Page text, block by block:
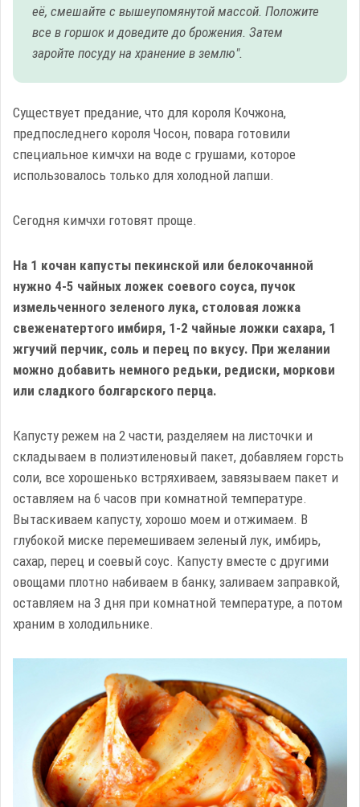
её, смешайте с вышеупомянутой массой. Положите
все в горшок и доведите до брожения. Затем
заройте посуду на хранение в землю".
Существует предание, что для короля Кочжона,
предпоследнего короля Чосон, повара готовили
специальное кимчхи на воде с грушами, которое
использовалось только для холодной лапши.
Сегодня кимчхи готовят проще.
На 1 кочан капусты пекинской или белокочанной
нужно 4-5 чайных ложек соевого соуса, пучок
измельченного зеленого лука, столовая ложка
свеженатертого имбиря, 1-2 чайные ложки сахара, 1
жгучий перчик, соль и перец по вкусу. При желании
можно добавить немного редьки, редиски, моркови
или сладкого болгарского перца.
Капусту режем на 2 части, разделяем на листочки и
складываем в полиэтиленовый пакет, добавляем горсть
соли, все хорошенько встряхиваем, завязываем пакет и
оставляем на 6 часов при комнатной температуре.
Вытаскиваем капусту, хорошо моем и отжимаем. В
глубокой миске перемешиваем зеленый лук, имбирь,
сахар, перец и соевый соус. Капусту вместе с другими
овощами плотно набиваем в банку, заливаем заправкой,
оставляем на 3 дня при комнатной температуре, а потом
храним в холодильнике.